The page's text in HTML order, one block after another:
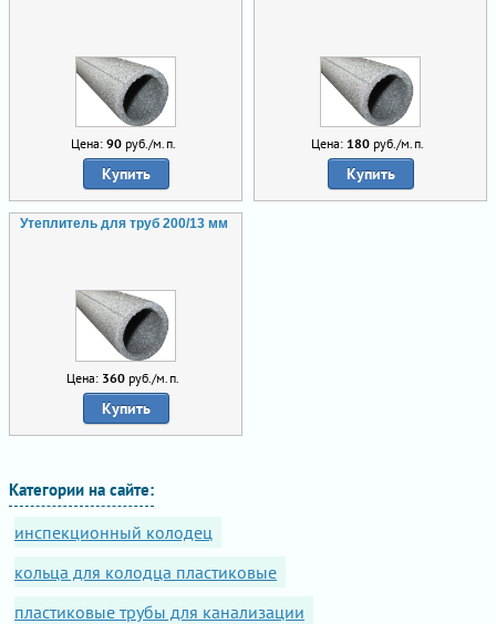
Цена: 90руб./м.п.
Купить
Цена: 180 руб./м.п.
Купить
Утеплитель для труб 200/13 мм
Цена: 360 руб./м.п.
Купить
Категории на сайте:
инспекционный колодец
кольца для колодца пластиковые
пластиковые трубы для канализации